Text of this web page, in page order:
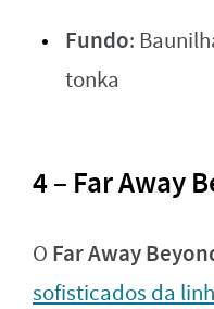
Fundo:
tonka
4 – Far Away
O Far Away
sofisticados da